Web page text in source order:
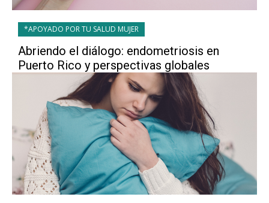
*APOYADO POR TU SALUD MUJER
Abriendo el diálogo: endometriosis en
Puerto Rico y perspectivas globales